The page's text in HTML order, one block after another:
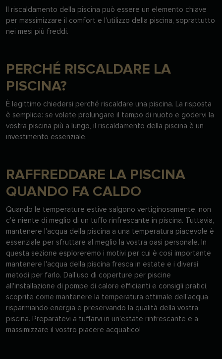
Il riscaldamento della piscina può essere un elemento chiave
per massimizzare il comfort e l'utilizzo della piscina, soprattutto
nei mesi più freddi.
PERCHÉ RISCALDARE LA
PISCINA?
È legittimo chiedersi perché riscaldare una piscina. La risposta
è semplice: se volete prolungare il tempo di nuoto e godervi la
vostra piscina più a lungo, il riscaldamento della piscina è un
investimento essenziale.
RAFFREDDARE LA PISCINA
QUANDO FA CALDO
Quando le temperature estive salgono vertiginosamente, non
c'è niente di meglio di un tuffo rinfrescante in piscina. Tuttavia,
mantenere l'acqua della piscina a una temperatura piacevole è
essenziale per sfruttare al meglio la vostra oasi personale. In
questa sezione esploreremo i motivi per cui è così importante
mantenere l'acqua della piscina fresca in estate e i diversi
metodi per farlo. Dall'uso di coperture per piscine
all'installazione di pompe di calore efficienti e consigli pratici,
scoprite come mantenere la temperatura ottimale dell'acqua
risparmiando energia e preservando la qualità della vostra
piscina. Preparatevi a tuffarvi in un'estate rinfrescante e a
massimizzare il vostro piacere acquatico!